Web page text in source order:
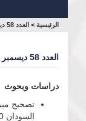
أنت
هنا
الرئيسية > العدد 58 ديسمبر 2010
العدد 58 ديسمبر 2010
دراسات وبحوث
تصحيح